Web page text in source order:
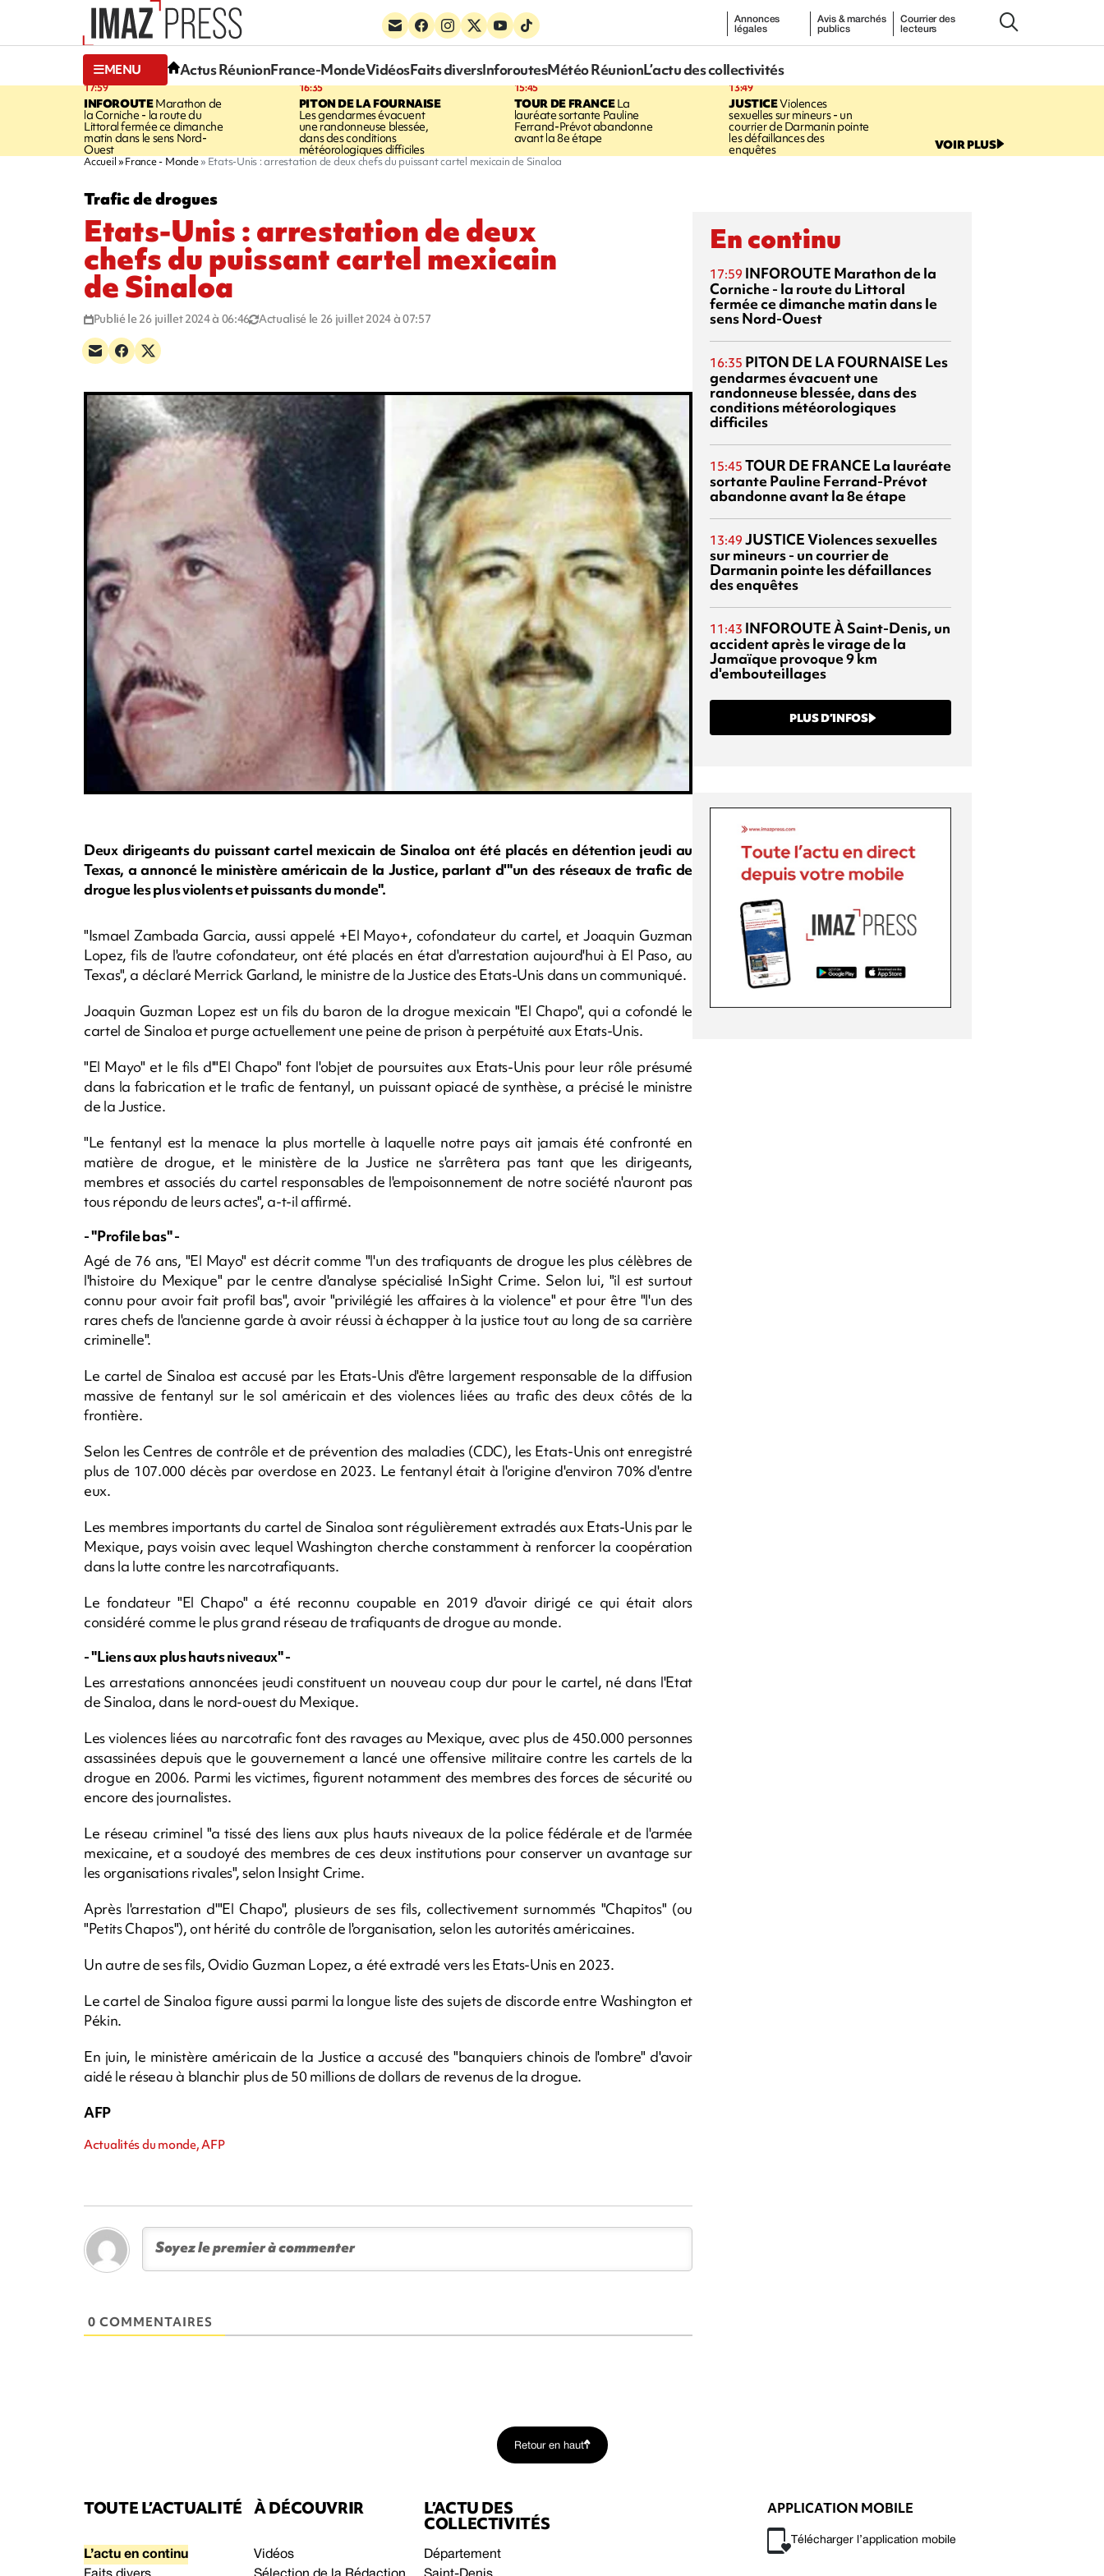
Annonces
légales
Avis & marchés
publics
Courrier des
lecteurs
MENU Actus RéunionFrance-MondeVidéosFaits diversInforoutesMétéo RéunionL’actu des collectivités
17:59
INFOROUTEMarathon de
la Corniche - la route du
Littoral fermée ce dimanche
matin dans le sens Nord-
Ouest
16:35
PITON DE LA FOURNAISE
Les gendarmes évacuent
une randonneuse blessée,
dans des conditions
météorologiques difficiles
15:45
TOUR DE FRANCELa
lauréate sortante Pauline
Ferrand-Prévot abandonne
avant la 8e étape
13:49
JUSTICEViolences
sexuelles sur mineurs - un
courrier de Darmanin pointe
les défaillances des
enquêtes VOIR PLUS
Accueil France - Monde Etats-Unis : arrestation de deux chefs du puissant cartel mexicain de Sinaloa
Trafic de drogues
Etats-Unis : arrestation de deux
chefs du puissant cartel mexicain
de Sinaloa
Publié le 26 juillet 2024 à 06:46 Actualisé le 26 juillet 2024 à 07:57
Deux dirigeants du puissant cartel mexicain de Sinaloa ont été placés en détention jeudi au
Texas, a annoncé le ministère américain de la Justice, parlant d'"un des réseaux de trafic de
drogue les plus violents et puissants du monde".
"Ismael Zambada Garcia, aussi appelé +El Mayo+, cofondateur du cartel, et Joaquin Guzman
Lopez, fils de l'autre cofondateur, ont été placés en état d'arrestation aujourd'hui à El Paso, au
Texas", a déclaré Merrick Garland, le ministre de la Justice des Etats-Unis dans un communiqué.
Joaquin Guzman Lopez est un fils du baron de la drogue mexicain "El Chapo", qui a cofondé le
cartel de Sinaloa et purge actuellement une peine de prison à perpétuité aux Etats-Unis.
"El Mayo" et le fils d'"El Chapo" font l'objet de poursuites aux Etats-Unis pour leur rôle présumé
dans la fabrication et le trafic de fentanyl, un puissant opiacé de synthèse, a précisé le ministre
de la Justice.
"Le fentanyl est la menace la plus mortelle à laquelle notre pays ait jamais été confronté en
matière de drogue, et le ministère de la Justice ne s'arrêtera pas tant que les dirigeants,
membres et associés du cartel responsables de l'empoisonnement de notre société n'auront pas
tous répondu de leurs actes", a-t-il affirmé.
- "Profile bas" -
Agé de 76 ans, "El Mayo" est décrit comme "l'un des trafiquants de drogue les plus célèbres de
l'histoire du Mexique" par le centre d'analyse spécialisé InSight Crime. Selon lui, "il est surtout
connu pour avoir fait profil bas", avoir "privilégié les affaires à la violence" et pour être "l'un des
rares chefs de l'ancienne garde à avoir réussi à échapper à la justice tout au long de sa carrière
criminelle".
Le cartel de Sinaloa est accusé par les Etats-Unis d'être largement responsable de la diffusion
massive de fentanyl sur le sol américain et des violences liées au trafic des deux côtés de la
frontière.
Selon les Centres de contrôle et de prévention des maladies (CDC), les Etats-Unis ont enregistré
plus de 107.000 décès par overdose en 2023. Le fentanyl était à l'origine d'environ 70% d'entre
eux.
Les membres importants du cartel de Sinaloa sont régulièrement extradés aux Etats-Unis par le
Mexique, pays voisin avec lequel Washington cherche constamment à renforcer la coopération
dans la lutte contre les narcotrafiquants.
Le fondateur "El Chapo" a été reconnu coupable en 2019 d'avoir dirigé ce qui était alors
considéré comme le plus grand réseau de trafiquants de drogue au monde.
- "Liens aux plus hauts niveaux" -
Les arrestations annoncées jeudi constituent un nouveau coup dur pour le cartel, né dans l'Etat
de Sinaloa, dans le nord-ouest du Mexique.
Les violences liées au narcotrafic font des ravages au Mexique, avec plus de 450.000 personnes
assassinées depuis que le gouvernement a lancé une offensive militaire contre les cartels de la
drogue en 2006. Parmi les victimes, figurent notamment des membres des forces de sécurité ou
encore des journalistes.
Le réseau criminel "a tissé des liens aux plus hauts niveaux de la police fédérale et de l'armée
mexicaine, et a soudoyé des membres de ces deux institutions pour conserver un avantage sur
les organisations rivales", selon Insight Crime.
Après l'arrestation d'"El Chapo", plusieurs de ses fils, collectivement surnommés "Chapitos" (ou
"Petits Chapos"), ont hérité du contrôle de l'organisation, selon les autorités américaines.
Un autre de ses fils, Ovidio Guzman Lopez, a été extradé vers les Etats-Unis en 2023.
Le cartel de Sinaloa figure aussi parmi la longue liste des sujets de discorde entre Washington et
Pékin.
En juin, le ministère américain de la Justice a accusé des "banquiers chinois de l'ombre" d'avoir
aidé le réseau à blanchir plus de 50 millions de dollars de revenus de la drogue.
AFP
Actualités du monde, AFP
0 COMMENTAIRES
En continu
17:59 INFOROUTE Marathon de la
Corniche - la route du Littoral
fermée ce dimanche matin dans le
sens Nord-Ouest
16:35 PITON DE LA FOURNAISE Les
gendarmes évacuent une
randonneuse blessée, dans des
conditions météorologiques
difficiles
15:45 TOUR DE FRANCE La lauréate
sortante Pauline Ferrand-Prévot
abandonne avant la 8e étape
13:49 JUSTICEViolences sexuelles
sur mineurs - un courrier de
Darmanin pointe les défaillances
des enquêtes
11:43 INFOROUTEÀ Saint-Denis, un
accident après le virage de la
Jamaïque provoque 9 km
d'embouteillages
PLUS D’INFOS
Retour en haut
TOUTE L’ACTUALITÉ
L’actu en continu
À DÉCOUVRIR
Vidéos
L’ACTU DES
COLLECTIVITÉS
Département
APPLICATION MOBILE
Télécharger l’application mobile